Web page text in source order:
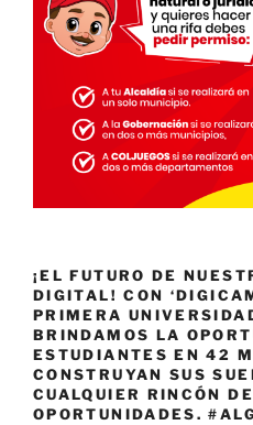
¡EL FUTURO DE
DIGITAL! CON
PRIMERA
BRINDAMOS LA
ESTUDIANTES EN 42
CONSTRUYAN SUS
CUALQUIER RINCÓN
OPORTUNIDADES.